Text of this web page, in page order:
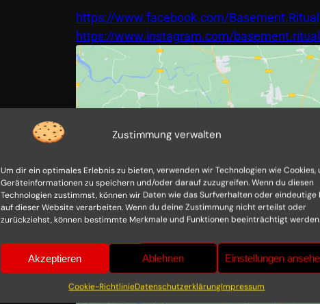
Zustimmung verwalten
Um dir ein optimales Erlebnis zu bieten, verwenden wir Technologien wie Cookies,
Geräteinformationen zu speichern und/oder darauf zuzugreifen. Wenn du diesen
Technologien zustimmst, können wir Daten wie das Surfverhalten oder eindeutige
auf dieser Website verarbeiten. Wenn du deine Zustimmung nicht erteilst oder
zurückziehst, können bestimmte Merkmale und Funktionen beeinträchtigt werden.
Akzeptieren Ablehnen Einstellungen
Cookie-RichtlinieDatenschutzerklärungImpressum
https://www.facebook.com/Basement.Ritual
https://www.instagram.com/
Klicke hier, um Marketing-
akzeptieren und diesen Inhalt zu